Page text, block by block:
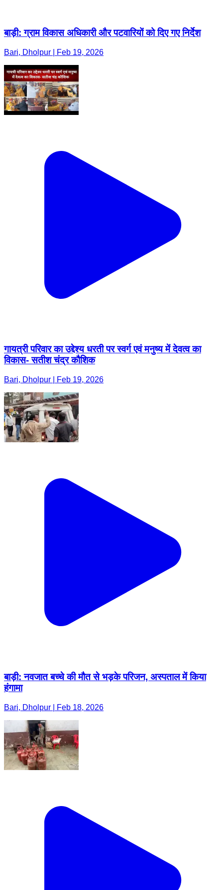
बाड़ी: ग्राम विकास अधिकारी और पटवारियों को दिए गए निर्देश
Bari, Dholpur | Feb 19, 2026
गायत्री परिवार का उद्देश्य धरती पर स्वर्ग एवं मनुष्य में देवत्व का
विकास- सतीश चंद्र कौशिक
Bari, Dholpur | Feb 19, 2026
बाड़ी: नवजात बच्चे की मौत से भड़के परिजन, अस्पताल में किया
हंगामा
Bari, Dholpur | Feb 18, 2026